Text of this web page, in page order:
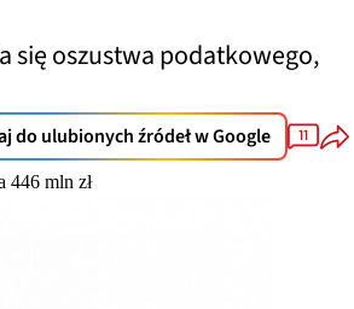
się oszustwa podatkowego,
do ulubionych źródeł w Google 11